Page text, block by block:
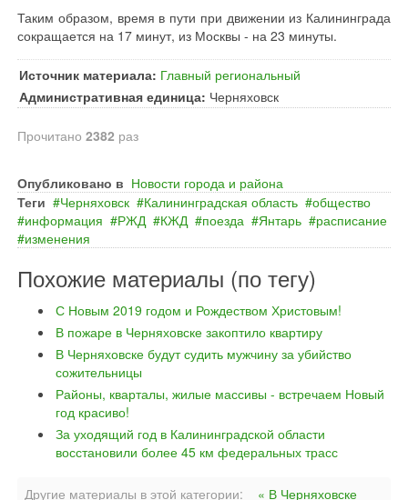
Таким образом, время в пути при движении из Калининграда
сокращается на 17 минут, из Москвы - на 23 минуты.
Источник материала: Главный региональный
Административная единица: Черняховск
Прочитано 2382 раз
Опубликовано в Новости города и района
Теги
Черняховск Калининградская область
общество
информация
РЖД КЖД поезда Янтарь
расписание
изменения
Похожие материалы (по тегу)
С Новым 2019 годом и Рождеством Христовым!
В пожаре в Черняховске закоптило квартиру
В Черняховске будут судить мужчину за убийство
сожительницы
Районы, кварталы, жилые массивы - встречаем Новый
год красиво!
За уходящий год в Калининградской области
восстановили более 45 км федеральных трасс
Другие материалы в этой категории: « В Черняховске